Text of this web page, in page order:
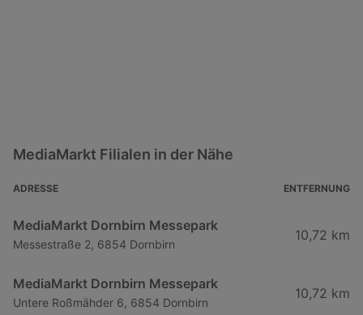
MediaMarkt Filialen in der Nähe
ADRESSE ENTFERNUNG
MediaMarkt Dornbirn Messepark
Messestraße 2, 6854 Dornbirn
10,72 km
MediaMarkt Dornbirn Messepark
Untere Roßmähder 6, 6854 Dornbirn
10,72 km